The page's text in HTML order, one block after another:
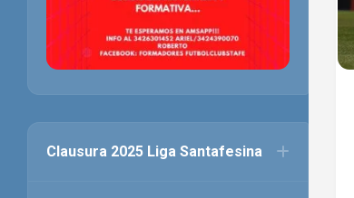
Clausura 2025 Liga Santafesina